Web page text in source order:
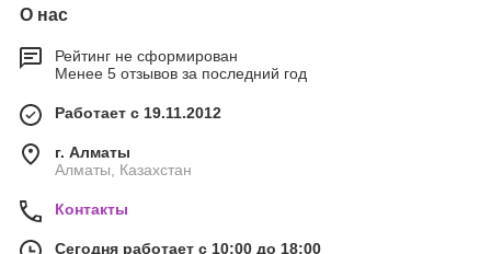
О нас
Рейтинг не сформирован
Менее 5 отзывов за последний год
Работает с 19.11.2012
г. Алматы
Алматы, Казахстан
Контакты
Сегодня работает с 10:00 до 18:00